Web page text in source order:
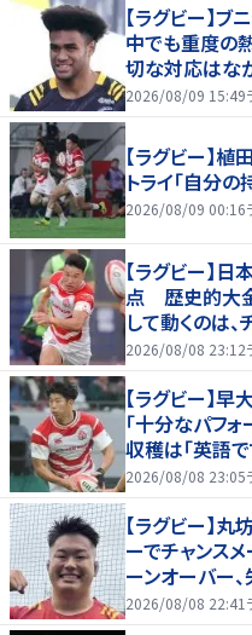
【ラグビー】
中でも重度の
切な対応はな
2026/08/09 15:49
【ラグビー】
トライ「自分
2026/08/09 00:16
【ラグビー】
点 歴史的大
して動くのは
ける
2026/08/08 23:12
【ラグビー】早
「十分なパフ
収穫は「英語
たオーストラ
2026/08/08 23:05
【ラグビー】
ーでチャンス
ーンオーバー
敗、オーストラ
2026/08/08 22:41